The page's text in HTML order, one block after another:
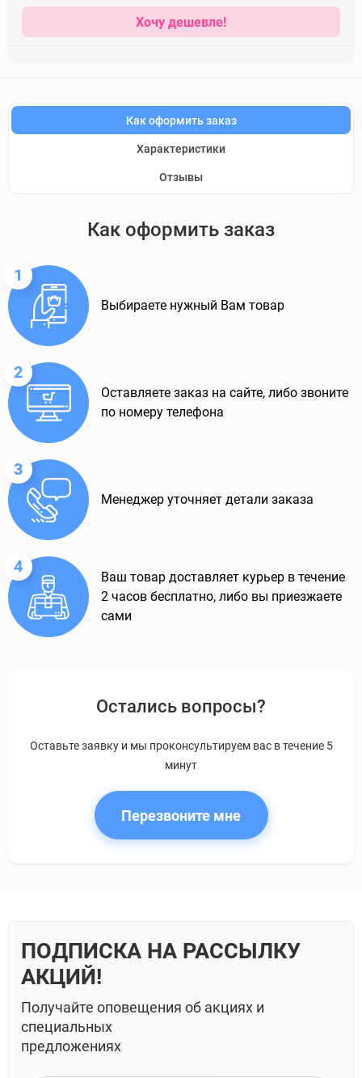
Хочу дешевле!
Как оформить заказ
Характеристики
Отзывы
Как оформить заказ
1
Выбираете нужный Вам товар
2
Оставляете заказ на сайте, либо звоните
по номеру телефона
3
Менеджер уточняет детали заказа
4
Ваш товар доставляет курьер в течение
2 часов бесплатно, либо вы приезжаете
сами
Остались вопросы?
Оставьте заявку и мы проконсультируем вас в течение 5
минут
Перезвоните мне
ПОДПИСКА НА РАССЫЛКУ
АКЦИЙ!
Получайте оповещения об акциях и
специальных
предложениях